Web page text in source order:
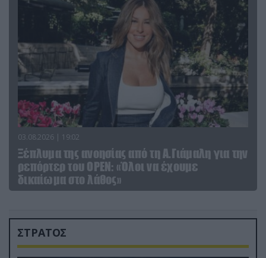
03.08.2026 | 19:02
Ξέπλυμα της ανοησίας από τη Α.Γιάμαλη για την
ρεπόρτερ του ΟΡΕΝ: «Όλοι να έχουμε
δικαίωμα στο λάθος»
ΣΤΡΑΤΟΣ